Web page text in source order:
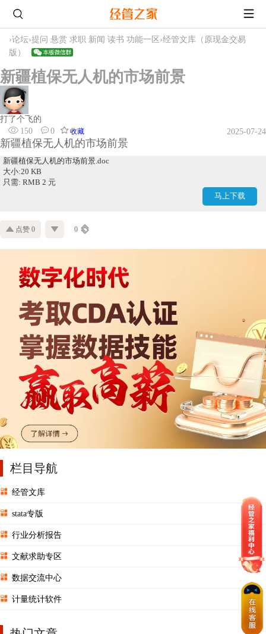
›论坛›提问 悬赏 求职 新闻 读书 功能一区 ›经管文库（原现金交易
版）
新疆植保无人机的市场前景
打了个飞的
150
0 收藏 2025-07-24
新疆植保无人机的市场前景
新疆植保无人机的市场前景.doc
大小:20 KB
只需: RMB 2 元
马上下载
点赞 0 0
栏目导航
经管文库
stata专版
行业分析报告
文献求助专区
数据交流中心
计量统计软件